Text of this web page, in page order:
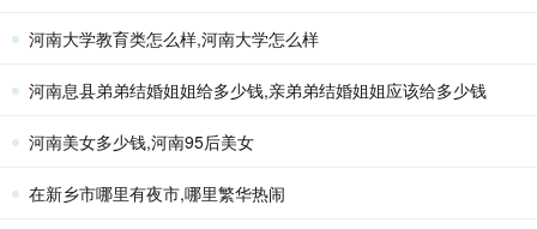
河南大学教育类怎么样,河南大学怎么样
河南息县弟弟结婚姐姐给多少钱,亲弟弟结婚姐姐应该给多少钱
河南美女多少钱,河南95后美女
在新乡市哪里有夜市,哪里繁华热闹